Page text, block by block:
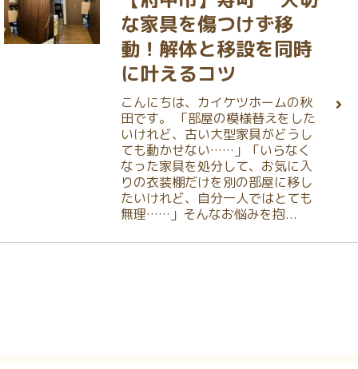
な家具を傷つけず移
動！解体と移設を同時
に叶えるコツ
こんにちは、カイケツホームの秋
田です。 「部屋の模様替えをした
いけれど、古い大型家具がどうし
ても動かせない……」「いらなく
なった家具を処分して、お気に入
りの衣装棚だけを別の部屋に移し
たいけれど、自分一人ではとても
無理……」そんなお悩みを抱...